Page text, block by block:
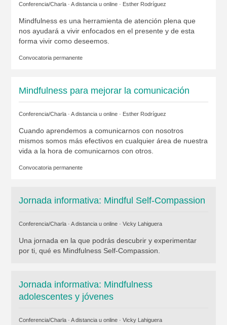
Conferencia/Charla · A distancia u online · Esther Rodríguez
Mindfulness es una herramienta de atención plena que
nos ayudará a vivir enfocados en el presente y de esta
forma vivir como deseemos.
Convocatoria permanente
Mindfulness para mejorar la comunicación
Conferencia/Charla · A distancia u online · Esther Rodríguez
Cuando aprendemos a comunicarnos con nosotros
mismos somos más efectivos en cualquier área de nuestra
vida a la hora de comunicarnos con otros.
Convocatoria permanente
Jornada informativa: Mindful Self-Compassion
Conferencia/Charla · A distancia u online · Vicky Lahiguera
Una jornada en la que podrás descubrir y experimentar
por ti, qué es Mindfulness Self-Compassion.
Jornada informativa: Mindfulness
adolescentes y jóvenes
Conferencia/Charla · A distancia u online · Vicky Lahiguera